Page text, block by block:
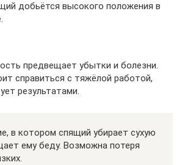
добьётся высокого положения в
предвещает убытки и болезни.
справиться с тяжёлой работой,
результатами.
в котором спящий убирает сухую
ему беду. Возможна потеря